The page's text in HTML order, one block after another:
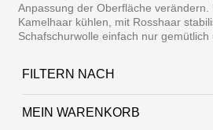
Anpassung der Oberfläche verändern.
Kamelhaar kühlen, mit Rosshaar
Schafschurwolle einfach nur gemütlich
FILTERN NACH
MEIN WARENKORB